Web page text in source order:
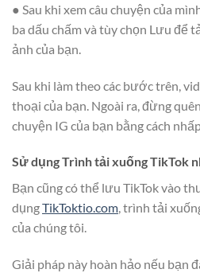
● Sau khi xem câu chuyện của
ba dấu chấm và tùy chọn Lưu để
ảnh của bạn.
Sau khi làm theo các bước trên,
thoại của bạn. Ngoài ra, đừng
chuyện IG của bạn bằng cách
Sử dụng Trình tải xuống TikTok
Bạn cũng có thể lưu TikTok vào
dụngTikToktio.com, trình tải
của chúng tôi.
Giải pháp này hoàn hảo nếu bạn